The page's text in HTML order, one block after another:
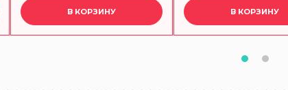
В КОРЗИНУ В КОРЗИНУ